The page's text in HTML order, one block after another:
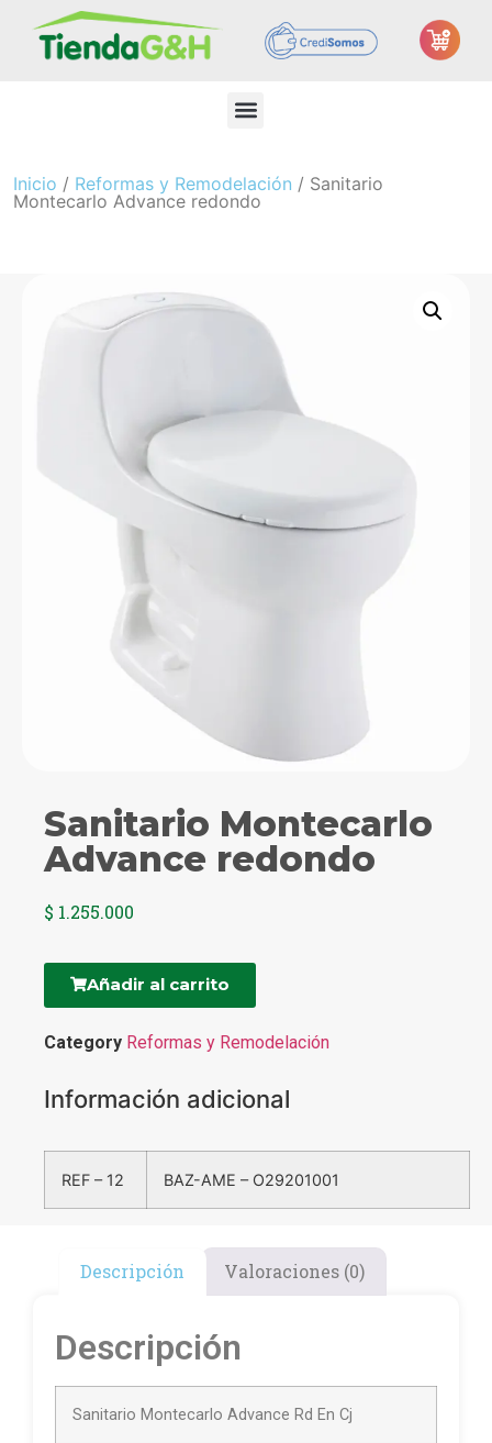
Inicio / Reformas y Remodelación / Sanitario
Montecarlo Advance redondo
Sanitario Montecarlo
Advance redondo
$ 1.255.000
Añadir al carrito
Category Reformas y Remodelación
Información adicional
REF – 12 BAZ-AME – O29201001
Descripción Valoraciones (0)
Descripción
Sanitario Montecarlo Advance Rd En Cj